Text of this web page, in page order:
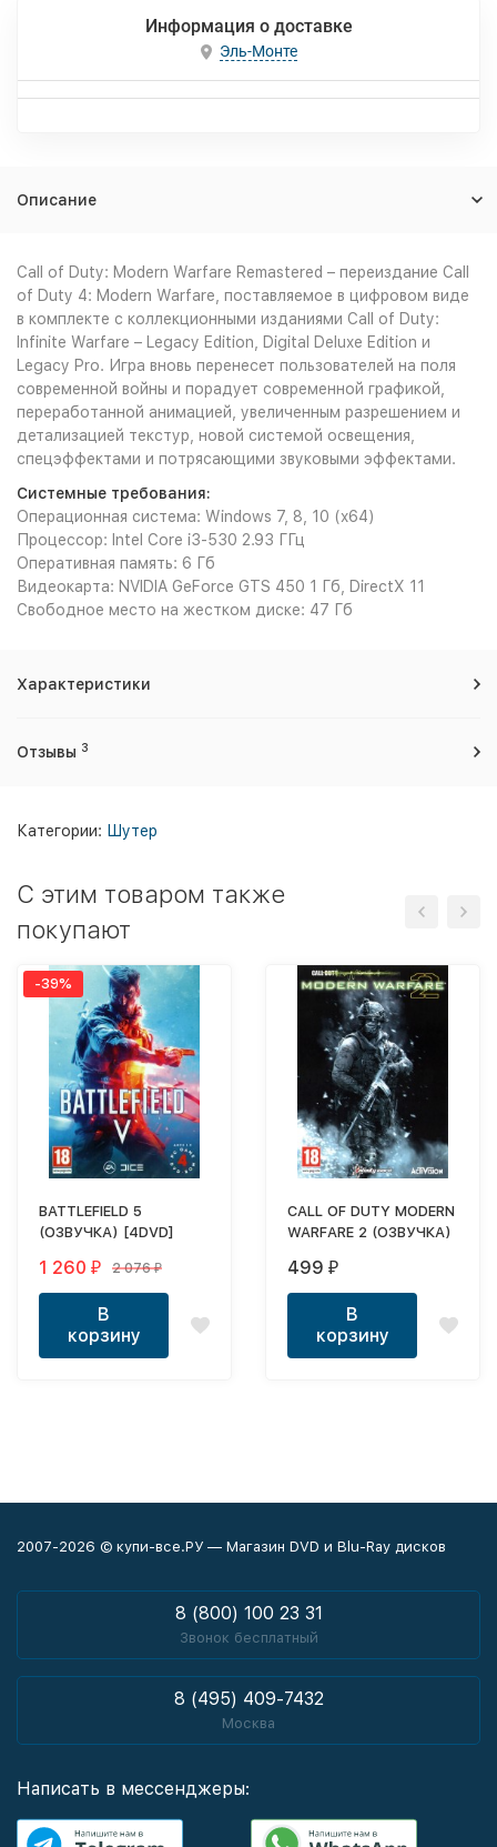
Информация о доставке
Эль-Монте
Описание
Call of Duty: Modern Warfare Remastered – переиздание Call
of Duty 4: Modern Warfare, поставляемое в цифровом виде
в комплекте с коллекционными изданиями Call of Duty:
Infinite Warfare – Legacy Edition, Digital Deluxe Edition и
Legacy Pro. Игра вновь перенесет пользователей на поля
современной войны и порадует современной графикой,
переработанной анимацией, увеличенным разрешением и
детализацией текстур, новой системой освещения,
спецэффектами и потрясающими звуковыми эффектами.
Системные требования:
Операционная система: Windows 7, 8, 10 (x64)
Процессор: Intel Core i3-530 2.93 ГГц
Оперативная память: 6 Гб
Видеокарта: NVIDIA GeForce GTS 450 1 Гб, DirectX 11
Свободное место на жестком диске: 47 Гб
Характеристики
Отзывы 3
Категории: Шутер
C этим товаром также
покупают
-39%
BATTLEFIELD 5
(ОЗВУЧКА) [4DVD]
1 260 ₽ 2 076₽
В
корзину
CALL OF DUTY MODERN
WARFARE 2 (ОЗВУЧКА)
499 ₽
В
корзину
2007-2026 © купи-все.РУ — Магазин DVD и Blu-Ray дисков
8 (800) 100 23 31
Звонок бесплатный
8 (495) 409-7432
Москва
Написать в мессенджеры: